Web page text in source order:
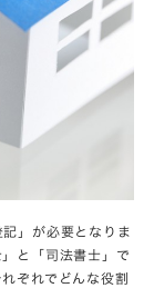
」が必要となりま
と「司法書士」で
ぞれでどんな役割